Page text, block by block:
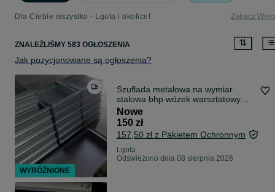
Dla Ciebie wszystko - Lgota i okolice! Zobacz
ZNALEŹLIŚMY 583 OGŁOSZENIA
Jak pozycjonowane są ogłoszenia?
Szuflada metalowa na wymiar
stalowa bhp wózek warsztatowy
stół
Nowe
150 zł
157,50 zł z Pakietem Ochronnym
Lgota
Odświeżono dnia 08 sierpnia 2026
WYRÓŻNIONE